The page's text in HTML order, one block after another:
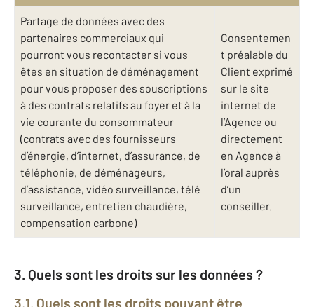
Partage de données avec des
partenaires commerciaux qui
pourront vous recontacter si vous
êtes en situation de déménagement
pour vous proposer des souscriptions
à des contrats relatifs au foyer et à la
vie courante du consommateur
(contrats avec des fournisseurs
d’énergie, d’internet, d’assurance, de
téléphonie, de déménageurs,
d’assistance, vidéo surveillance, télé
surveillance, entretien chaudière,
compensation carbone)
Consentemen
t préalable du
Client exprimé
sur le site
internet de
l’Agence ou
directement
en Agence à
l’oral auprès
d’un
conseiller.
3. Quels sont les droits sur les données ?
3.1. Quels sont les droits pouvant être